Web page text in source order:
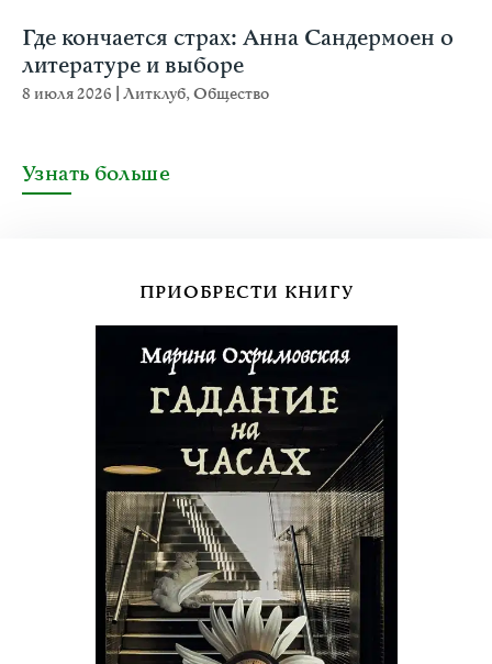
Где кончается страх: Анна Сандермоен о
литературе и выборе
8 июля 2026 Литклуб,Общество
Узнать больше
ПРИОБРЕСТИ КНИГУ